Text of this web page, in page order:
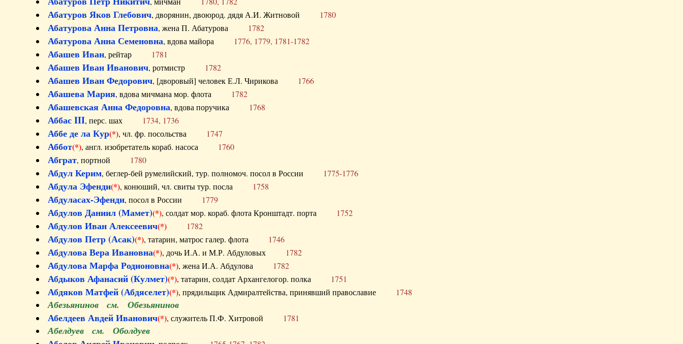
Абатуров Яков Глебович, дворянин, двоюрод. дядя А.И. Житновой 1780
Абатурова Анна Петровна, жена П. Абатурова 1782
Абатурова Анна Семеновна, вдова майора 1776, 1779, 1781-1782
Абашев Иван, рейтар 1781
Абашев Иван Иванович, ротмистр 1782
Абашев Иван Федорович, [дворовый] человек Е.Л. Чирикова 1766
Абашева Мария, вдова мичмана мор. флота 1782
Абашевская Анна Федоровна, вдова поручика 1768
Аббас III, перс. шах 1734, 1736
Аббе де ла Кур(*), чл. фр. посольства 1747
Аббот(*), англ. изобретатель кораб. насоса 1760
Абграт, портной 1780
Абдул Керим, беглер-бей румелийский, тур. полномоч. посол в России 1775-1776
Абдула Эфенди(*), конюший, чл. свиты тур. посла 1758
Абдуласах-Эфенди, посол в России 1779
Абдулов Даниил (Мамет)(*), солдат мор. кораб. флота Кронштадт. порта 1752
Абдулов Иван Алексеевич(*) 1782
Абдулов Петр (Асак)(*), татарин, матрос галер. флота 1746
Абдулова Вера Ивановна(*), дочь И.А. и М.Р. Абдуловых 1782
Абдулова Марфа Родионовна(*), жена И.А. Абдулова 1782
Абдыков Афанасий (Кулмет)(*), татарин, солдат Архангелогор. полка 1751
Абдяков Матфей (Абдяселет)(*), прядильщик Адмиралтейства, принявший православие 1748
Абезьянинов см. Обезьянинов
Абелдеев Авдей Иванович(*), служитель П.Ф. Хитровой 1781
Абелдуев см. Оболдуев